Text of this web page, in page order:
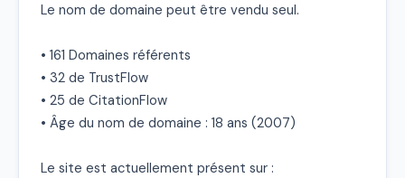
Le nom de domaine peut être vendu seul.
• 161 Domaines référents
• 32 de TrustFlow
• 25 de CitationFlow
• Âge du nom de domaine : 18 ans (2007)
Le site est actuellement présent sur :